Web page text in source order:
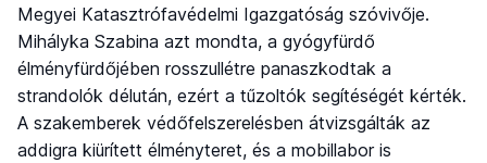
Megyei Katasztrófavédelmi Igazgatóság szóvivője.
Mihályka Szabina azt mondta, a gyógyfürdő
élményfürdőjében rosszullétre panaszkodtak a
strandolók délután, ezért a tűzoltók segítéségét kérték.
A szakemberek védőfelszerelésben átvizsgálták az
addigra kiürített élményteret, és a mobillabor is